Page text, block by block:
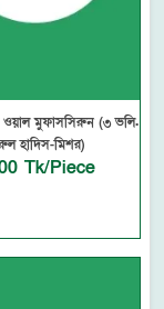
মুফাসসিরুন (৩ ভলি.
হাদিস-মিশর)
Tk/Piece